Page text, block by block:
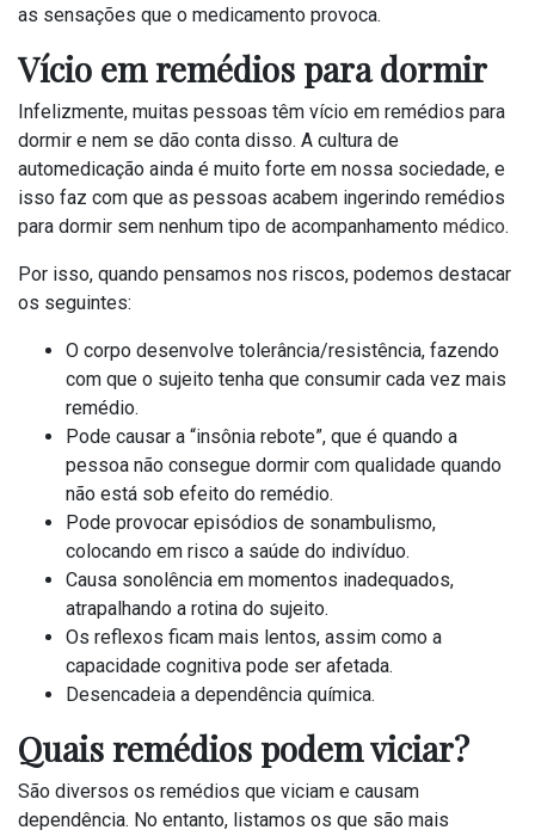
as sensações que o medicamento provoca.
Vício em remédios para dormir
Infelizmente, muitas pessoas têm vício em remédios para
dormir e nem se dão conta disso. A cultura de
automedicação ainda é muito forte em nossa sociedade, e
isso faz com que as pessoas acabem ingerindo remédios
para dormir sem nenhum tipo de acompanhamento médico.
Por isso, quando pensamos nos riscos, podemos destacar
os seguintes:
O corpo desenvolve tolerância/resistência, fazendo
com que o sujeito tenha que consumir cada vez mais
remédio.
Pode causar a “insônia rebote”, que é quando a
pessoa não consegue dormir com qualidade quando
não está sob efeito do remédio.
Pode provocar episódios de sonambulismo,
colocando em risco a saúde do indivíduo.
Causa sonolência em momentos inadequados,
atrapalhando a rotina do sujeito.
Os reflexos ficam mais lentos, assim como a
capacidade cognitiva pode ser afetada.
Desencadeia a dependência química.
Quais remédios podem viciar?
São diversos os remédios que viciam e causam
dependência. No entanto, listamos os que são mais